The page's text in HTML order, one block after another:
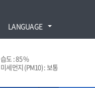
LANGUAGE
습도 :85 %
미세먼지 (PM10) :보통